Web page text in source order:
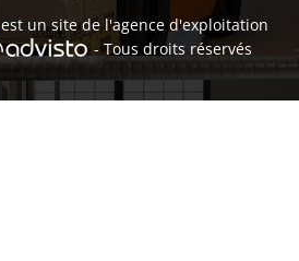
est un site de l'agence d'exploitation
- Tous droits réservés